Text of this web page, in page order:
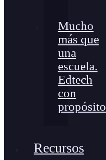
Mucho
más que
una
escuela.
Edtech
con
propósito
Recursos